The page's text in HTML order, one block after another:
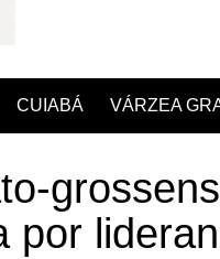
CUIABÁ VÁRZEA
por